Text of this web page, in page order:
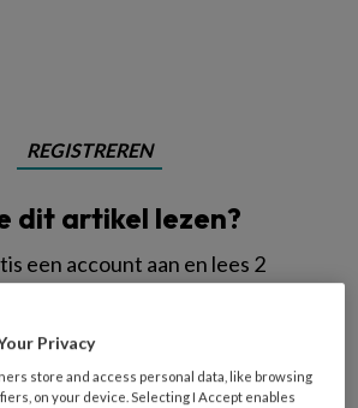
REGISTREREN
dit artikel lezen?
een account aan en lees 2
of abonnement?
Privacy
store and access personal data, like browsing
on your device. Selecting I Accept enables